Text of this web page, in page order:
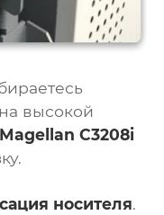
высокой
Magellan C3208i
носителя.